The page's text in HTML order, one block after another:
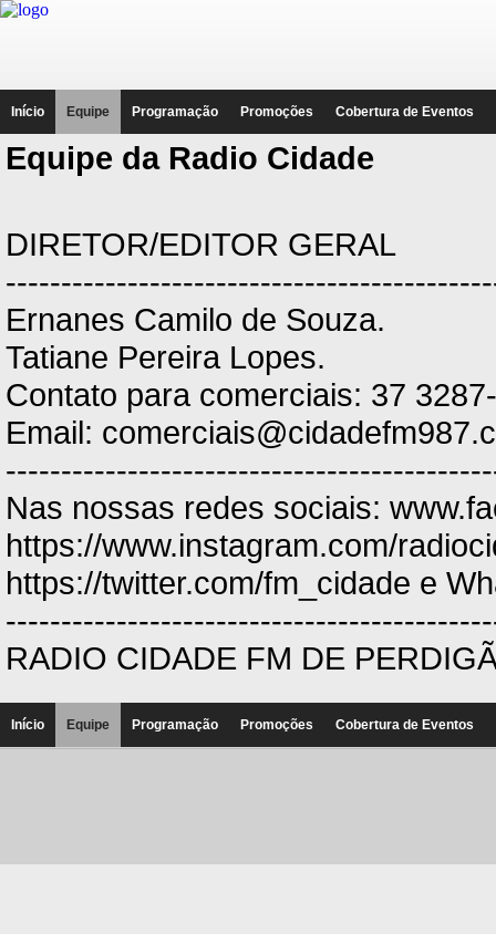
Início Equipe Programação Promoções Cobertura de Eventos
Equipe da Radio Cidade
DIRETOR/EDITOR GERAL
Ernanes Camilo de Souza.
Tatiane Pereira Lopes.
Contato para comerciais: 37
Email:
Nas nossas redes sociais:
https://www.instagram.com/
https://twitter.com/fm_cidade e
RADIO CIDADE FM DE
Início Equipe Programação Promoções Cobertura de Eventos